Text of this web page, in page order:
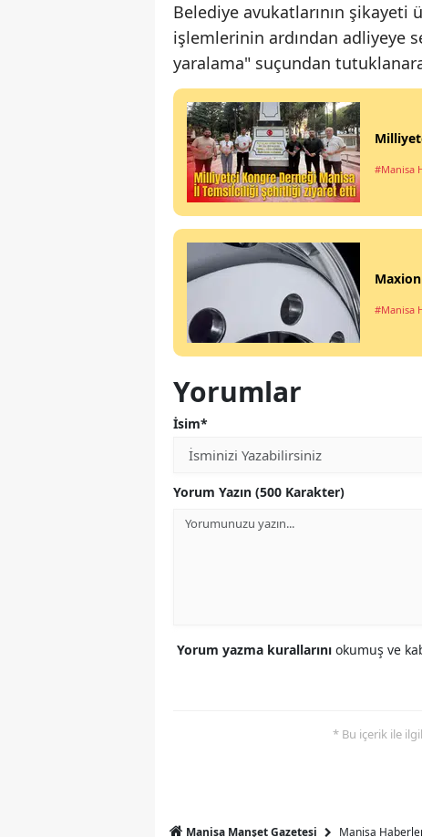
Belediye avukatlarının şikayeti
işlemlerinin ardından adliyeye
yaralama" suçundan
#Manisa
#Manisa
Yorumlar
İsim*
Yorum Yazın (500 Karakter)
Yorum yazma kurallarını okumuş ve
* Bu içerik ile
Manisa Manşet Gazetesi Manisa